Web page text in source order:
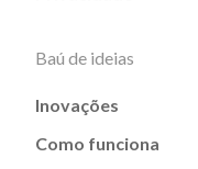
Baú de ideias
Inovações
Como funciona